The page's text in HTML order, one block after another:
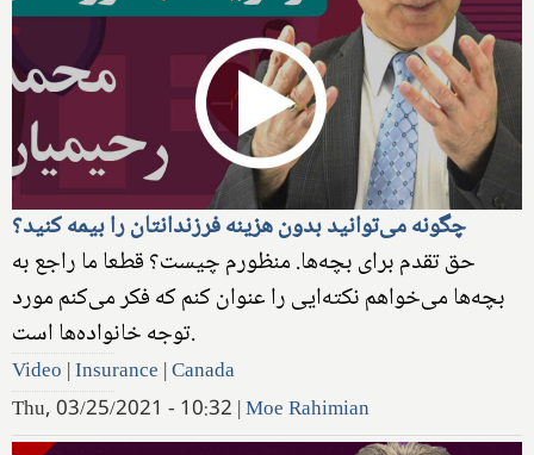
چگونه می‌توانید بدون هزینه فرزندانتان را بیمه کنید؟
حق تقدم برای بچه‌ها. منظورم چیست؟ قطعا ما راجع به
بچه‌ها می‌خواهم نکته‌ایی را عنوان کنم که فکر می‌کنم مورد
توجه خانواده‌ها است.
Video |Insurance |Canada
Thu, 03/25/2021 - 10:32 |Moe Rahimian